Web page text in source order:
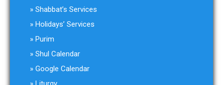
Shabbat’s Services
Holidays’ Services
Purim
Shul Calendar
Google Calendar